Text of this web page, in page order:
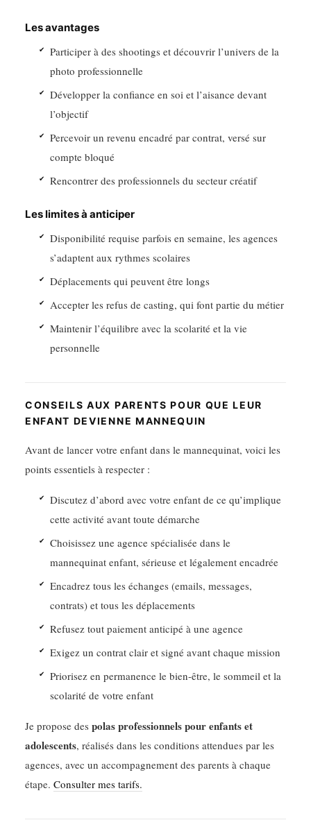
Les avantages
Participer à des shootings et découvrir l’univers de la
photo professionnelle
Développer la confiance en soi et l’aisance devant
l’objectif
Percevoir un revenu encadré par contrat, versé sur
compte bloqué
Rencontrer des professionnels du secteur créatif
Les limites à anticiper
Disponibilité requise parfois en semaine, les agences
s’adaptent aux rythmes scolaires
Déplacements qui peuvent être longs
Accepter les refus de casting, qui font partie du métier
Maintenir l’équilibre avec la scolarité et la vie
personnelle
CONSEILS AUX PARENTS POUR QUE LEUR
ENFANT DEVIENNE MANNEQUIN
Avant de lancer votre enfant dans le mannequinat, voici les
points essentiels à respecter :
Discutez d’abord avec votre enfant de ce qu’implique
cette activité avant toute démarche
Choisissez une agence spécialisée dans le
mannequinat enfant, sérieuse et légalement encadrée
Encadrez tous les échanges (emails, messages,
contrats) et tous les déplacements
Refusez tout paiement anticipé à une agence
Exigez un contrat clair et signé avant chaque mission
Priorisez en permanence le bien-être, le sommeil et la
scolarité de votre enfant
Je propose des polas professionnels pour enfants et
adolescents, réalisés dans les conditions attendues par les
agences, avec un accompagnement des parents à chaque
étape. Consulter mes tarifs.